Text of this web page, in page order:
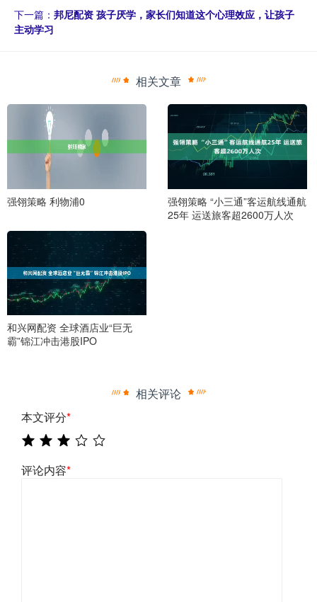
下一篇： 邦尼配资 孩子厌学，家长们知道这个心理效应，让孩子
主动学习
相关文章
强翎策略 利物浦0
强翎策略 “小三通”客运航线通航
25年 运送旅客超2600万人次
和兴网配资 全球酒店业“巨无
霸”锦江冲击港股IPO
相关评论
本文评分*
评论内容*